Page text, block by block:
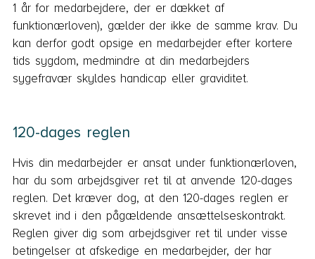
1 år for medarbejdere, der er dækket af
funktionærloven), gælder der ikke de samme krav. Du
kan derfor godt opsige en medarbejder efter kortere
tids sygdom, medmindre at din medarbejders
sygefravær skyldes handicap eller graviditet.
120-dages reglen
Hvis din medarbejder er ansat under funktionærloven,
har du som arbejdsgiver ret til at anvende 120-dages
reglen. Det kræver dog, at den 120-dages reglen er
skrevet ind i den pågældende ansættelseskontrakt.
Reglen giver dig som arbejdsgiver ret til under visse
betingelser at afskedige en medarbejder, der har